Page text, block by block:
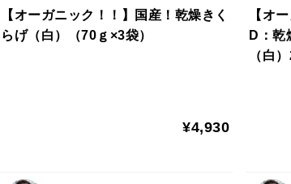
【オーガニック！！】国産！乾燥きく
らげ（白）（70ｇ×3袋）
¥4,930
【オ
D：乾
（白